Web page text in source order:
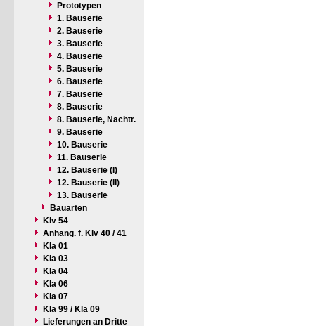
Prototypen
1. Bauserie
2. Bauserie
3. Bauserie
4. Bauserie
5. Bauserie
6. Bauserie
7. Bauserie
8. Bauserie
8. Bauserie, Nachtr.
9. Bauserie
10. Bauserie
11. Bauserie
12. Bauserie (I)
12. Bauserie (II)
13. Bauserie
Bauarten
Klv 54
Anhäng. f. Klv 40 / 41
Kla 01
Kla 03
Kla 04
Kla 06
Kla 07
Kla 99 / Kla 09
Lieferungen an Dritte